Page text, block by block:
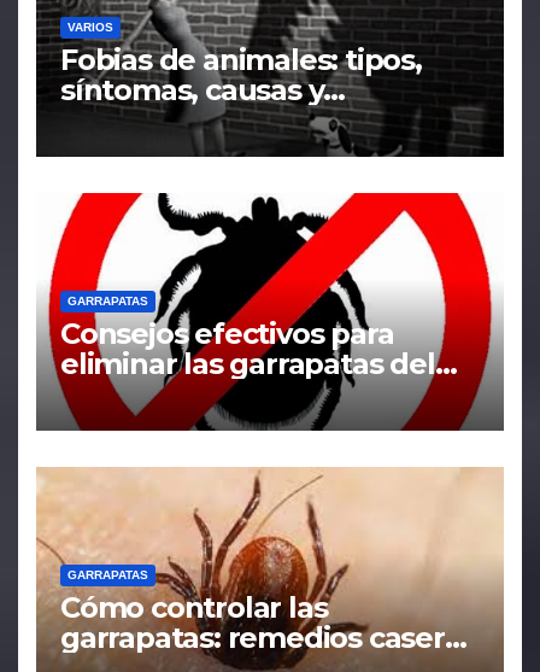
VARIOS
Fobias de animales: tipos,
síntomas, causas y
tratamiento
GARRAPATAS
Consejos efectivos para
eliminar las garrapatas del
hogar
GARRAPATAS
Cómo controlar las
garrapatas: remedios caseros